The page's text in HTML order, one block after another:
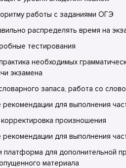
работы с заданиями ОГЭ
распределять время на
тестирования
необходимых
экзамена
запаса, работа со
рекомендации для выполнения
произношения
рекомендации для выполнения
для дополнительной
материала